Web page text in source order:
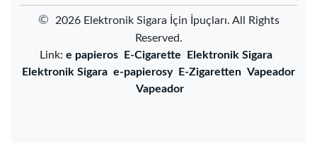
©
2026 ‌Elektronik Sigara İçin İpuçları‌. All Rights
Reserved.
Link: e papieros E-Cigarette
Elektronik Sigara
Elektronik Sigara e-papierosy E-Zigaretten Vapeador
Vapeador